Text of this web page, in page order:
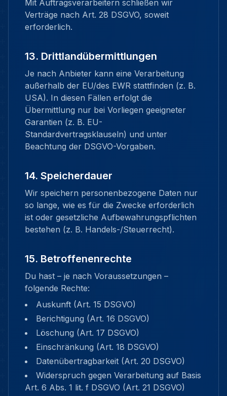
Mit Auftragsverarbeitern schließen wir
Verträge nach Art. 28 DSGVO, soweit
erforderlich.
13. Drittlandübermittlungen
Je nach Anbieter kann eine Verarbeitung
außerhalb der EU/des EWR stattfinden (z. B.
USA). In diesen Fällen erfolgt die
Übermittlung nur bei Vorliegen geeigneter
Garantien (z. B. EU-
Standardvertragsklauseln) und unter
Beachtung der DSGVO-Vorgaben.
14. Speicherdauer
Wir speichern personenbezogene Daten nur
so lange, wie es für die Zwecke erforderlich
ist oder gesetzliche Aufbewahrungspflichten
bestehen (z. B. Handels-/Steuerrecht).
15. Betroffenenrechte
Du hast – je nach Voraussetzungen –
folgende Rechte:
Auskunft (Art. 15 DSGVO)
Berichtigung (Art. 16 DSGVO)
Löschung (Art. 17 DSGVO)
Einschränkung (Art. 18 DSGVO)
Datenübertragbarkeit (Art. 20 DSGVO)
Widerspruch gegen Verarbeitung auf Basis
Art. 6 Abs. 1 lit. f DSGVO (Art. 21 DSGVO)